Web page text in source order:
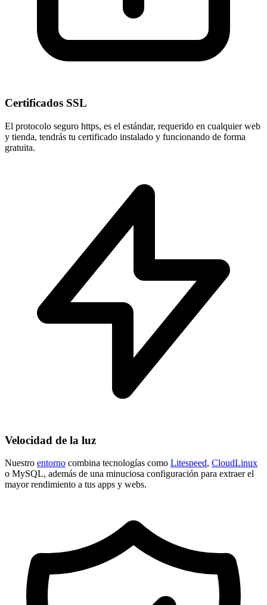
Certificados SSL
El protocolo seguro https, es el estándar, requerido en cualquier web
y tienda, tendrás tu certificado instalado y funcionando de forma
gratuita.
Velocidad de la luz
Nuestro entorno combina tecnologías como Litespeed, CloudLinux
o MySQL, además de una minuciosa configuración para extraer el
mayor rendimiento a tus apps y webs.